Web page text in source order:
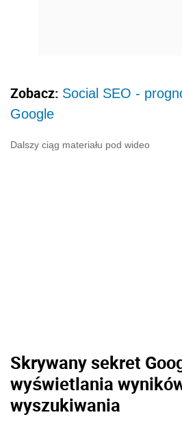
Zobacz: Social SEO -
Google
Dalszy ciąg materiału pod wideo
Skrywany sekret
wyświetlania
wyszukiwania